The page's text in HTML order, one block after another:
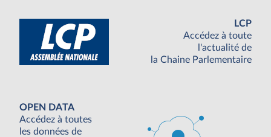
LCP
Accédez à toute
l'actualité de
la Chaine Parlementaire
OPEN DATA
Accédez à toutes
les données de